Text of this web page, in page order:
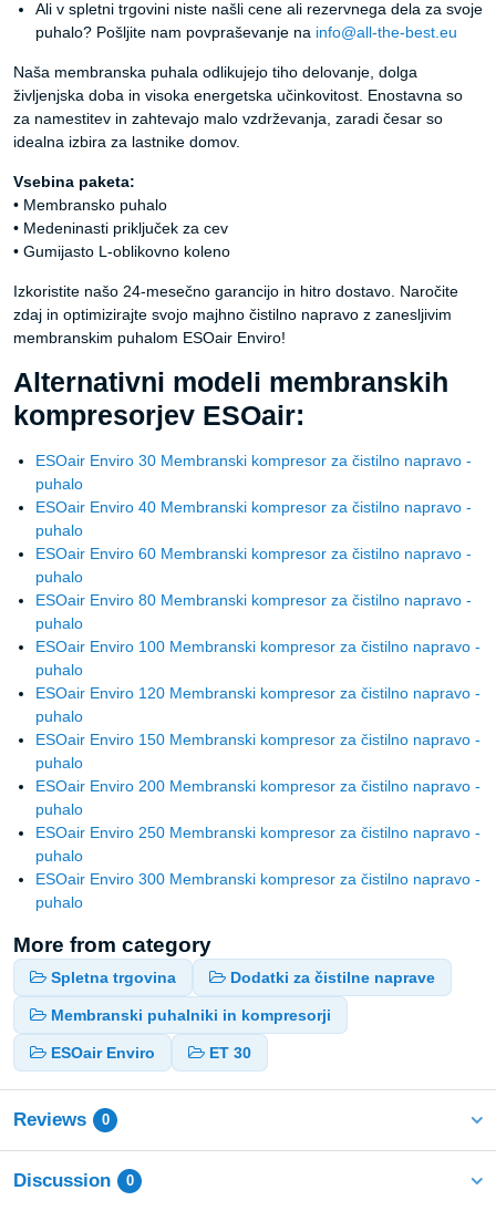
Ali v spletni trgovini niste našli cene ali rezervnega dela za svoje
puhalo? Pošljite nam povpraševanje na info@all-the-best.eu
Naša membranska puhala odlikujejo tiho delovanje, dolga
življenjska doba in visoka energetska učinkovitost. Enostavna so
za namestitev in zahtevajo malo vzdrževanja, zaradi česar so
idealna izbira za lastnike domov.
Vsebina paketa:
• Membransko puhalo
• Medeninasti priključek za cev
• Gumijasto L-oblikovno koleno
Izkoristite našo 24-mesečno garancijo in hitro dostavo. Naročite
zdaj in optimizirajte svojo majhno čistilno napravo z zanesljivim
membranskim puhalom ESOair Enviro!
Alternativni modeli membranskih
kompresorjev ESOair:
ESOair Enviro 30 Membranski kompresor za čistilno napravo -
puhalo
ESOair Enviro 40 Membranski kompresor za čistilno napravo -
puhalo
ESOair Enviro 60 Membranski kompresor za čistilno napravo -
puhalo
ESOair Enviro 80 Membranski kompresor za čistilno napravo -
puhalo
ESOair Enviro 100 Membranski kompresor za čistilno napravo -
puhalo
ESOair Enviro 120 Membranski kompresor za čistilno napravo -
puhalo
ESOair Enviro 150 Membranski kompresor za čistilno napravo -
puhalo
ESOair Enviro 200 Membranski kompresor za čistilno napravo -
puhalo
ESOair Enviro 250 Membranski kompresor za čistilno napravo -
puhalo
ESOair Enviro 300 Membranski kompresor za čistilno napravo -
puhalo
More from category
Spletna trgovina Dodatki za čistilne naprave
Membranski puhalniki in kompresorji
ESOair Enviro ET 30
Reviews 0
Discussion 0